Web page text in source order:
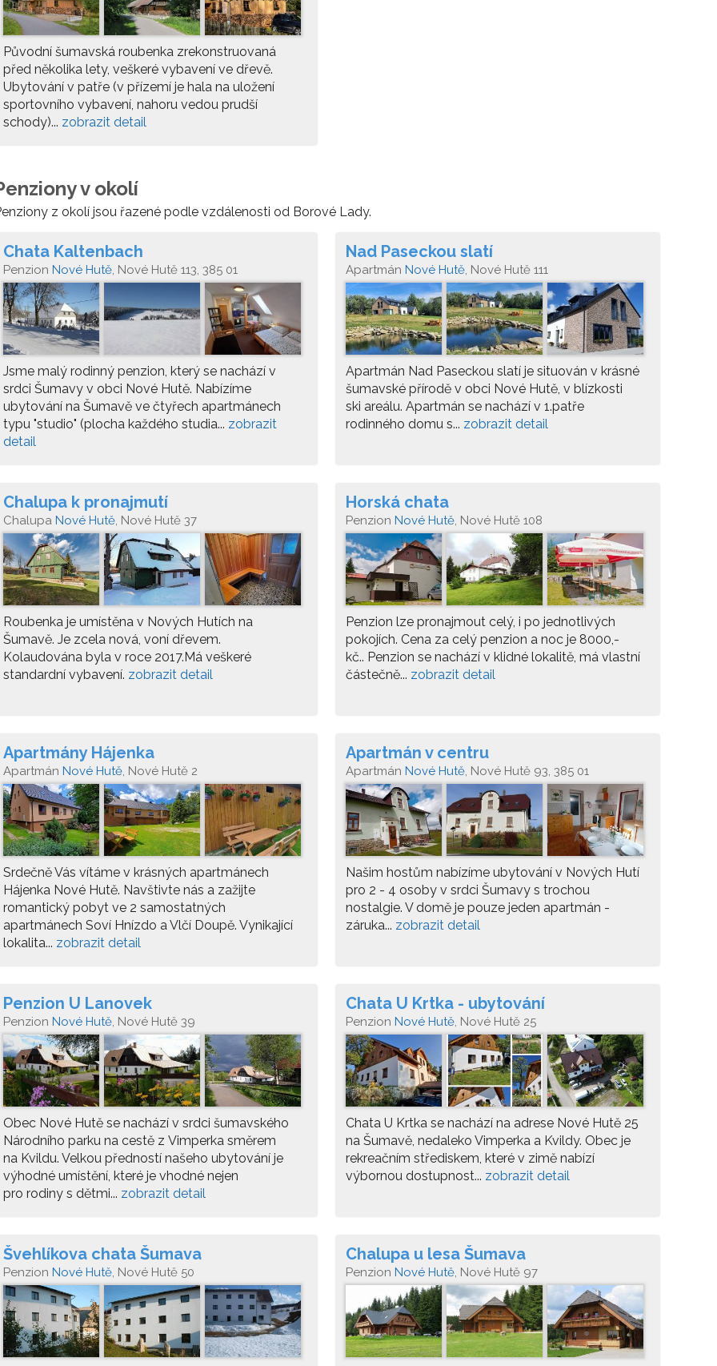
Původní šumavská roubenka zrekonstruovaná
před několika lety, veškeré vybavení ve dřevě.
Ubytování v patře (v přízemí je hala na uložení
sportovního vybavení, nahoru vedou prudší
schody)... zobrazit detail
v okolí
z okolí jsou řazené podle vzdálenosti od Borové Lady.
Chata Kaltenbach
Penzion Nové Hutě, Nové Hutě 113, 385 01
Jsme malý rodinný penzion, který se nachází v
srdci Šumavy v obci Nové Hutě. Nabízíme
ubytování na Šumavě ve čtyřech apartmánech
typu "studio" (plocha každého studia... zobrazit
detail
Nad Paseckou slatí
Apartmán Nové Hutě, Nové Hutě 111
Apartmán Nad Paseckou slatí je situován v krásné
šumavské přírodě v obci Nové Hutě, v blízkosti
ski areálu. Apartmán se nachází v 1.patře
rodinného domu s... zobrazit detail
Chalupa k pronajmutí
Chalupa Nové Hutě, Nové Hutě 37
Roubenka je umístěna v Nových Hutích na
Šumavě. Je zcela nová, voní dřevem.
Kolaudována byla v roce 2017.Má veškeré
standardní vybavení. zobrazit detail
Horská chata
Penzion Nové Hutě, Nové Hutě 108
Penzion lze pronajmout celý, i po jednotlivých
pokojích. Cena za celý penzion a noc je 8000,-
kč.. Penzion se nachází v klidné lokalitě, má vlastní
částečně... zobrazit detail
Apartmány Hájenka
Apartmán Nové Hutě, Nové Hutě 2
Srdečně Vás vítáme v krásných apartmánech
Hájenka Nové Hutě. Navštivte nás a zažijte
romantický pobyt ve 2 samostatných
apartmánech Soví Hnízdo a Vlčí Doupě. Vynikající
lokalita... zobrazit detail
Apartmán v centru
Apartmán Nové Hutě, Nové Hutě 93, 385 01
Našim hostům nabízíme ubytování v Nových Hutí
pro 2 - 4 osoby v srdci Šumavy s trochou
nostalgie. V domě je pouze jeden apartmán -
záruka... zobrazit detail
Penzion U Lanovek
Penzion Nové Hutě, Nové Hutě 39
Obec Nové Hutě se nachází v srdci šumavského
Národního parku na cestě z Vimperka směrem
na Kvildu. Velkou předností našeho ubytování je
výhodné umístění, které je vhodné nejen
pro rodiny s dětmi... zobrazit detail
Chata U Krtka - ubytování
Penzion Nové Hutě, Nové Hutě 25
Chata U Krtka se nachází na adrese Nové Hutě 25
na Šumavě, nedaleko Vimperka a Kvildy. Obec je
rekreačním střediskem, které v zimě nabízí
výbornou dostupnost... zobrazit detail
Švehlíkova chata Šumava
Penzion Nové Hutě, Nové Hutě 50
Chalupa u lesa Šumava
Penzion Nové Hutě, Nové Hutě 97